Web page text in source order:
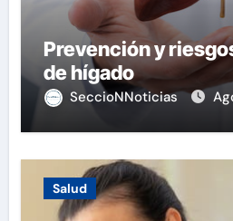
Prevención y
de hígado
SeccioNNoticias
Salud